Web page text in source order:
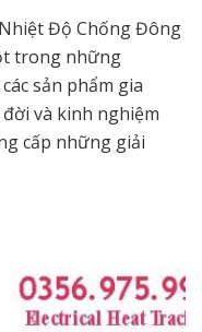
Độ Chống Đông
trong những
sản phẩm gia
và kinh nghiệm
cấp những giải